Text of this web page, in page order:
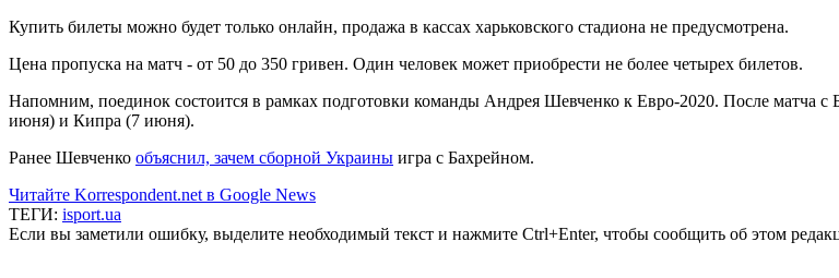
Купить билеты можно будет только онлайн, продажа в кассах харьковского стадиона не предусмотрена.
Цена пропуска на матч - от 50 до 350 гривен. Один человек может приобрести не более четырех билетов.
Напомним, поединок состоится в рамках подготовки команды Андрея Шевченко к Евро-2020. После матча
июня) и Кипра (7 июня).
Ранее Шевченко объяснил, зачем сборной Украины игра с Бахрейном.
Читайте Korrespondent.net в Google News
ТЕГИ: isport.ua
Если вы заметили ошибку, выделите необходимый текст и нажмите Ctrl+Enter, чтобы сообщить об этом